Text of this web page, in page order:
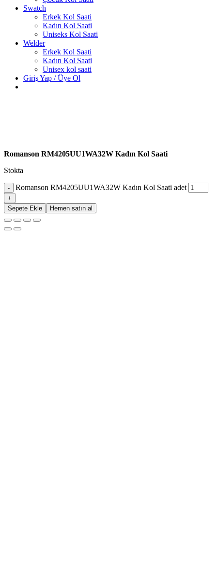
Swatch
Erkek Kol Saati
Kadın Kol Saati
Uniseks Kol Saati
Welder
Erkek Kol Saati
Kadın Kol Saati
Unisex kol saati
Giriş Yap / Üye Ol
Romanson RM4205UU1WA32W Kadın Kol Saati
Stokta
Romanson RM4205UU1WA32W Kadın Kol Saati adet
Sepete Ekle Hemen satın al